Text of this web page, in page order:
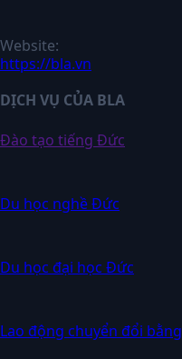
Website:
https://bla.vn
DỊCH VỤ CỦA BLA
Đào tạo tiếng Đức
Du học nghề Đức
Du học đại học Đức
Lao động chuyển đổi bằng